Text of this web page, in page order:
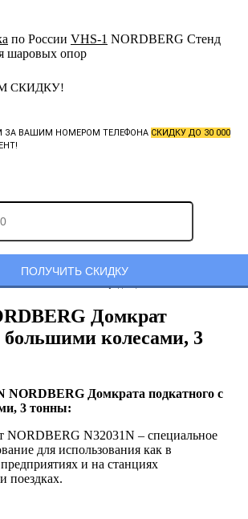
по России VHS-1 NORDBERG Стенд
шаровых опор
СКИДКУ!
ЗА ВАШИМ НОМЕРОМ ТЕЛЕФОНА СКИДКУ ДО 30 000
сполитикой конфиденциальности.
Домкрат
большими колесами, 3
NORDBERG Домкрата подкатного с
3 тонны:
NORDBERG N32031N – специальное
для использования как в
и на станциях
поездках.